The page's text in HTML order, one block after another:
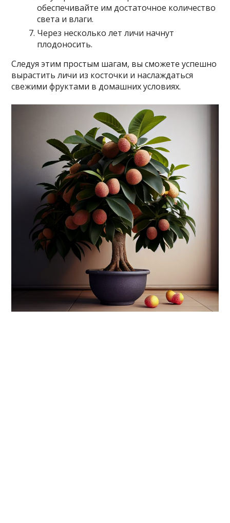
обеспечивайте им достаточное количество
света и влаги.
Через несколько лет личи начнут
плодоносить.
Следуя этим простым шагам, вы сможете успешно
вырастить личи из косточки и наслаждаться
свежими фруктами в домашних условиях.